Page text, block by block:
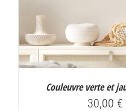
Couleuvre verte et
30,00 €